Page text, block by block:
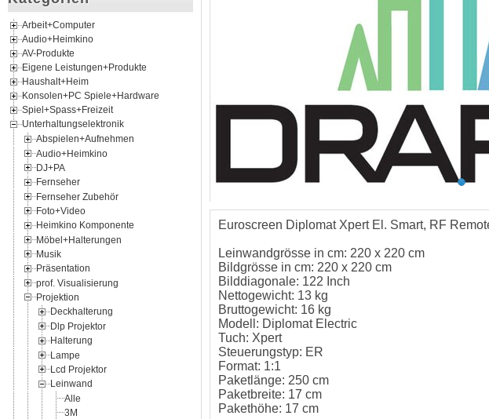
Arbeit+Computer
Audio+Heimkino
AV-Produkte
Eigene Leistungen+Produkte
Haushalt+Heim
Konsolen+PC Spiele+Hardware
Spiel+Spass+Freizeit
Unterhaltungselektronik
Abspielen+Aufnehmen
Audio+Heimkino
DJ+PA
Fernseher
Fernseher Zubehör
Foto+Video
Heimkino Komponente
Möbel+Halterungen
Musik
Präsentation
prof. Visualisierung
Projektion
Deckhalterung
Dlp Projektor
Halterung
Lampe
Lcd Projektor
Leinwand
Alle
3M
Euroscreen Diplomat Xpert El. Smart, RF
Leinwandgrösse in cm: 220 x 220 cm
Bildgrösse in cm: 220 x 220 cm
Bilddiagonale: 122 Inch
Nettogewicht: 13 kg
Bruttogewicht: 16 kg
Modell: Diplomat Electric
Tuch: Xpert
Steuerungstyp: ER
Format: 1:1
Paketlänge: 250 cm
Paketbreite: 17 cm
Pakethöhe: 17 cm